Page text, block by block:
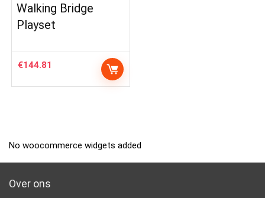
Walking Bridge
Playset
€144.81
No woocommerce widgets added
Over ons